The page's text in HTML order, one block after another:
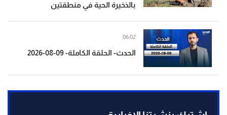
بالذخيرة الحية في منطقتين
الحدث- الحلقة الكاملة- 09-08-2026
06:02